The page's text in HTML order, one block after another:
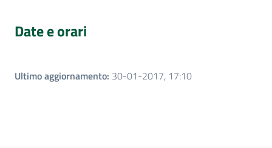
Date e orari
Ultimo aggiornamento: 30-01-2017, 17:10